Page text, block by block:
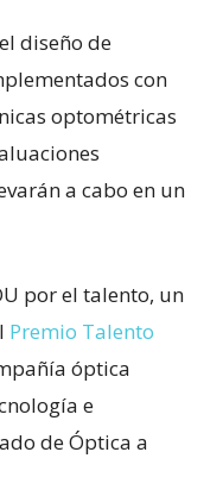
diseño de
con
optométricas
a cabo en un
por el talento, un
Premio Talento
óptica
e
de Óptica a